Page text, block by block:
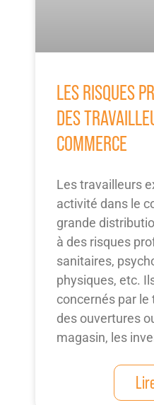
LES RISQUES
DES
COMMERCE
Les travailleurs
activité dans le
grande
à des risques
sanitaires,
physiques, etc.
concernés par le
des ouvertures
magasin, les